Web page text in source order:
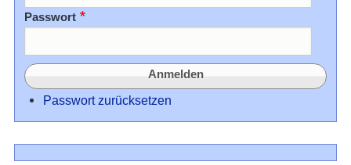
Passwort
Passwort zurücksetzen